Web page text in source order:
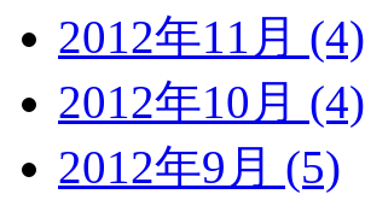
2012年11月 (4)
2012年10月 (4)
2012年9月 (5)